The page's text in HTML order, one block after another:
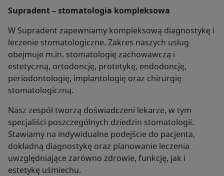
Supradent – stomatologia kompleksowa
W Supradent zapewniamy kompleksową diagnostykę i
leczenie stomatologiczne. Zakres naszych usług
obejmuje m.in. stomatologię zachowawczą i
estetyczną, ortodoncję, protetykę, endodoncję,
periodontologię, implantologię oraz chirurgię
stomatologiczną.
Nasz zespół tworzą doświadczeni lekarze, w tym
specjaliści poszczególnych dziedzin stomatologii.
Stawiamy na indywidualne podejście do pacjenta,
dokładną diagnostykę oraz planowanie leczenia
uwzględniające zarówno zdrowie, funkcję, jak i
estetykę uśmiechu.